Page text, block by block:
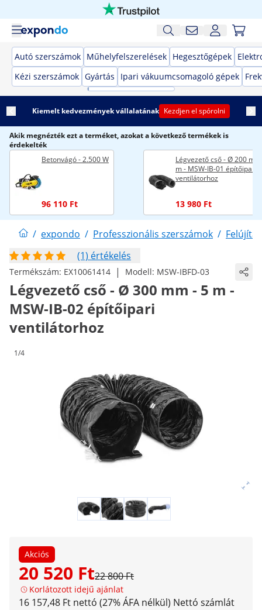
Autó szerszámok Műhelyfelszerelések Hegesztőgépek
Kézi szerszámok Gyártás Ipari vákuumcsomagoló gépek
Kiemelt kedvezmények vállalatának Kezdjen el spórolni
Akik megnézték ezt a terméket, azokat a következő termékek is
érdekelték
Betonvágó - 2.500 W
96 110 Ft
Légvezető cső - Ø 200
m - MSW-IB-01 építőipari
ventilátorhoz
13 980 Ft
/ expondo / Professzionális szerszámok /
(1) értékelés
Termékszám: EX10061414 | Modell: MSW-IBFD-03
Légvezető cső - Ø 300 mm - 5 m -
MSW-IB-02 építőipari
ventilátorhoz
1/4
Akciós
20 520 Ft22 800 Ft
Korlátozott idejű ajánlat
16 157,48 Ft nettó (27% ÁFA nélkül) Nettó számlát